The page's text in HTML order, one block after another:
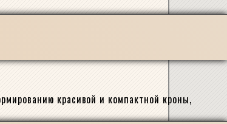
красивой и компактной кроны,